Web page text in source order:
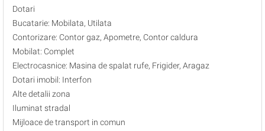
Dotari
Bucatarie: Mobilata, Utilata
Contorizare: Contor gaz, Apometre, Contor caldura
Mobilat: Complet
Electrocasnice: Masina de spalat rufe, Frigider, Aragaz
Dotari imobil: Interfon
Alte detalii zona
Iluminat stradal
Mijloace de transport in comun